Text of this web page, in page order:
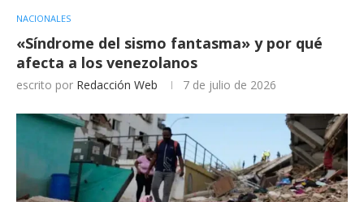
NACIONALES
«Síndrome del sismo fantasma» y por qué
afecta a los venezolanos
escrito por Redacción Web 7 de julio de 2026